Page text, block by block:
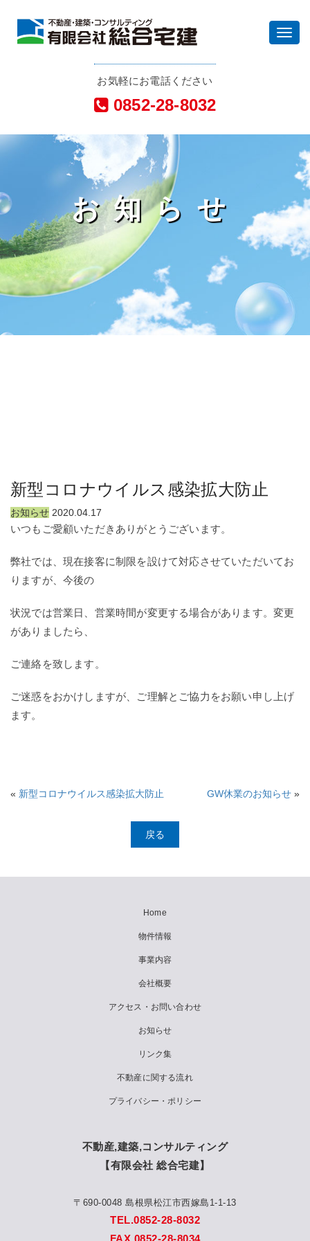
お気軽にお電話ください
0852-28-8032
お知らせ
新型コロナウイルス感染拡大防止
お知らせ 2020.04.17
いつもご愛顧いただきありがとうございます。
弊社では、現在接客に制限を設けて対応させていただいてお
りますが、今後の
状況では営業日、営業時間が変更する場合があります。変更
がありましたら、
ご連絡を致します。
ご迷惑をおかけしますが、ご理解とご協力をお願い申し上げ
ます。
« 新型コロナウイルス感染拡大防止 GW休業のお知らせ »
戻る
Home
物件情報
事業内容
会社概要
アクセス・お問い合わせ
お知らせ
リンク集
不動産に関する流れ
プライバシー・ポリシー
不動産,建築,コンサルティング
【有限会社 総合宅建】
〒690-0048 島根県松江市西嫁島1-1-13
TEL.0852-28-8032
FAX.0852-28-8034